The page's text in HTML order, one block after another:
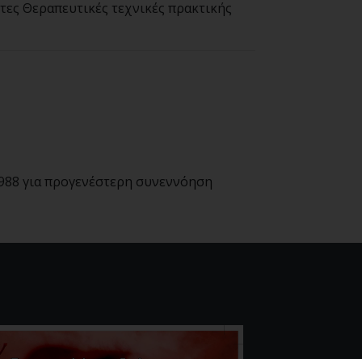
Θεραπευτικές τεχνικές πρακτικής
για προγενέστερη συνεννόηση